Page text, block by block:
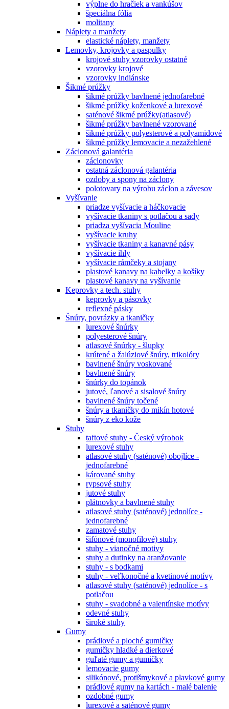
výplne do hračiek a vankúšov
špeciálna fólia
molitany
Náplety a manžety
elastické náplety, manžety
Lemovky, krojovky a paspulky
krojové stuhy vzorovky ostatné
vzorovky krojové
vzorovky indiánske
Šikmé prúžky
šikmé prúžky bavlnené jednofarebné
šikmé prúžky koženkové a lurexové
saténové šikmé prúžky(atlasové)
šikmé prúžky bavlnené vzorované
šikmé prúžky polyesterové a polyamidové
šikmé prúžky lemovacie a nezažehlené
Záclonová galantéria
záclonovky
ostatná záclonová galantéria
ozdoby a spony na záclony
polotovary na výrobu záclon a závesov
Vyšívanie
priadze vyšívacie a háčkovacie
vyšívacie tkaniny s potlačou a sady
priadza vyšívacia Mouline
vyšívacie kruhy
vyšívacie tkaniny a kanavné pásy
vyšívacie ihly
vyšívacie rámčeky a stojany
plastové kanavy na kabelky a košíky
plastové kanavy na vyšívanie
Keprovky a tech. stuhy
keprovky a pásovky
reflexné pásky
Šnúry, povrázky a tkaničky
lurexové šnúrky
polyesterové šnúry
atlasové šnúrky - šlupky
krútené a žalúziové šnúry, trikolóry
bavlnené šnúry voskované
bavlnené šnúry
šnúrky do topánok
jutové, ľanové a sisalové šnúry
bavlnené šnúry točené
šnúry a tkaničky do mikín hotové
šnúry z eko kože
Stuhy
taftové stuhy - Český výrobok
lurexové stuhy
atlasové stuhy (saténové) obojlíce -
jednofarebné
kárované stuhy
rypsové stuhy
jutové stuhy
plátnovky a bavlnené stuhy
atlasové stuhy (saténové) jednolíce -
jednofarebné
zamatové stuhy
šifónové (monofilové) stuhy
stuhy - vianočné motivy
stuhy a dutinky na aranžovanie
stuhy - s bodkami
stuhy - veľkonočné a kvetinové motívy
atlasové stuhy (saténové) jednolíce - s
potlačou
stuhy - svadobné a valentínske motívy
odevné stuhy
široké stuhy
Gumy
prádlové a ploché gumičky
gumičky hladké a dierkové
guľaté gumy a gumičky
lemovacie gumy
silikónové, protišmykové a plavkové gumy
prádlové gumy na kartách - malé balenie
ozdobné gumy
lurexové a saténové gumy